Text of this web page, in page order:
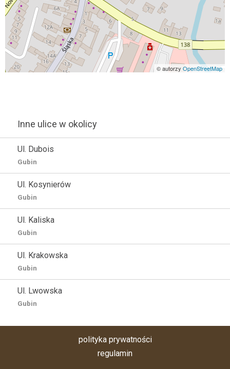
© autorzy OpenStreetMap
Inne ulice w okolicy
Ul. Dubois
Gubin
Ul. Kosynierów
Gubin
Ul. Kaliska
Gubin
Ul. Krakowska
Gubin
Ul. Lwowska
Gubin
polityka prywatności
regulamin